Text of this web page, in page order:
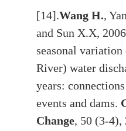
[14].Wang H.,
and Sun X.X,
seasonal
River) water
years:
events and dams.
Change, 50 (3-4),